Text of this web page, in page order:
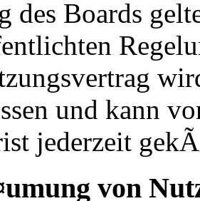
des Boards
und kann
jederzeit
von